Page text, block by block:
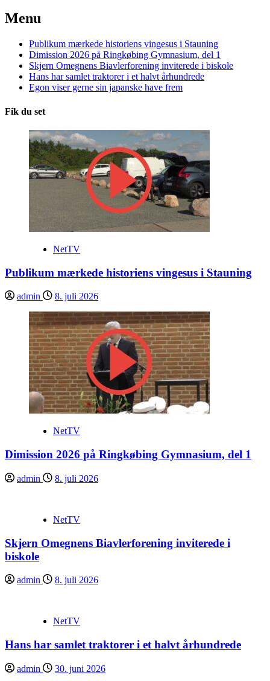
Menu
Publikum mærkede historiens vingesus i Stauning
Dimission 2026 på Ringkøbing Gymnasium, del 1
Skjern Omegnens Biavlerforening inviterede i biskole
Hans har samlet traktorer i et halvt århundrede
Egon viser gerne sin japanske have frem
Fik du set
NetTV
Publikum mærkede historiens vingesus i Stauning
admin 8. juli 2026
NetTV
Dimission 2026 på Ringkøbing Gymnasium, del 1
admin 8. juli 2026
NetTV
Skjern Omegnens Biavlerforening inviterede i
biskole
admin 8. juli 2026
NetTV
Hans har samlet traktorer i et halvt århundrede
admin 30. juni 2026